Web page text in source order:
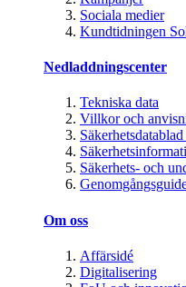
Sociala medier
Kundtidningen
Nedladdningscenter
Tekniska data
Villkor och
Säkerhets- och
Om oss
Affärsidé
Digitalisering